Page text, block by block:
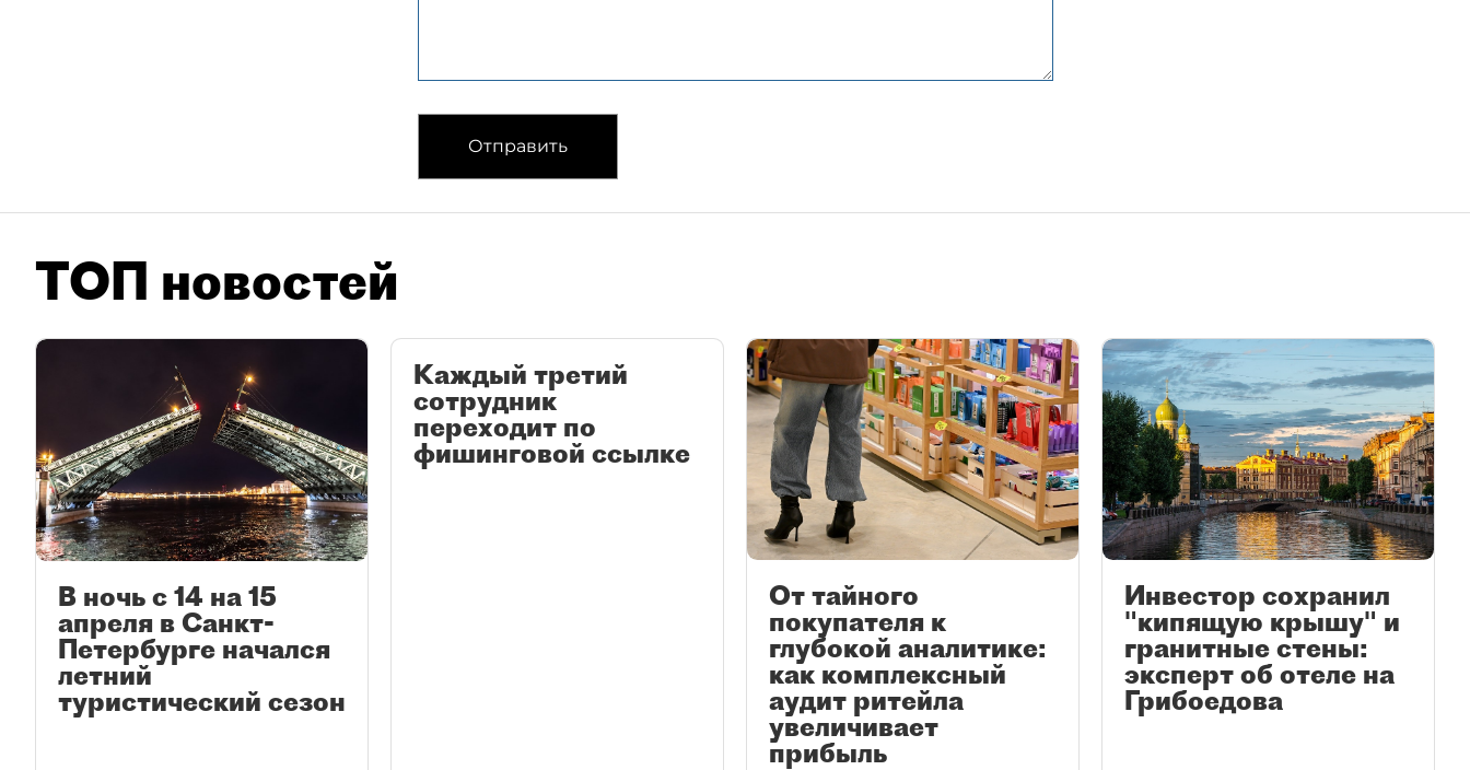
Отправить
ТОП новостей
В ночь с 14 на 15
апреля в Санкт-
Петербурге начался
летний
туристический сезон
Каждый третий
сотрудник
переходит по
фишинговой ссылке
От тайного
покупателя к
глубокой аналитике:
как комплексный
аудит ритейла
увеличивает
прибыль
Инвестор сохранил
"кипящую крышу" и
гранитные стены:
эксперт об отеле на
Грибоедова